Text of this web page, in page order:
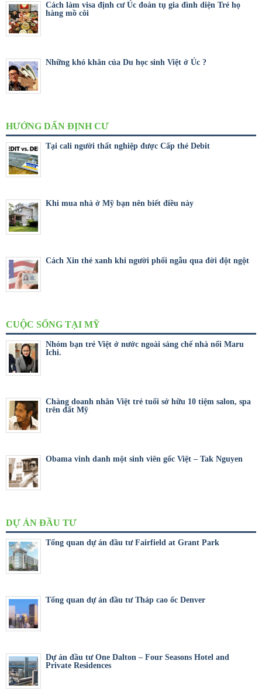
Cách làm visa định cư Úc đoàn tụ gia đình diện Trẻ họ
hàng mồ côi
Những khó khăn của Du học sinh Việt ở Úc ?
HƯỚNG DẨN ĐỊNH CƯ
Tại cali người thất nghiệp được Cấp thẻ Debit
Khi mua nhà ở Mỹ bạn nên biết điều này
Cách Xin thẻ xanh khi người phối ngẫu qua đời đột ngột
CUỘC SỐNG TẠI MỸ
Nhóm bạn trẻ Việt ở nước ngoài sáng chế nhà nổi Maru
Ichi.
Chàng doanh nhân Việt trẻ tuổi sở hữu 10 tiệm salon, spa
trên đất Mỹ
Obama vinh danh một sinh viên gốc Việt – Tak Nguyen
DỰ ÁN ĐẦU TƯ
Tổng quan dự án đầu tư Fairfield at Grant Park
Tổng quan dự án đầu tư Tháp cao ốc Denver
Dự án đầu tư One Dalton – Four Seasons Hotel and
Private Residences